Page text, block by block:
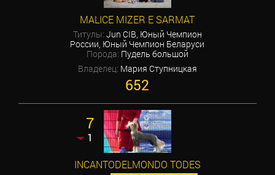
MALICE MIZER E SARMAT
Титулы: Jun CIB, Юный Чемпион
России, Юный Чемпион Беларуси
Порода: Пудель большой
Владелец: Мария Ступницкая
652
7
1
INCANTODELMONDO TODES